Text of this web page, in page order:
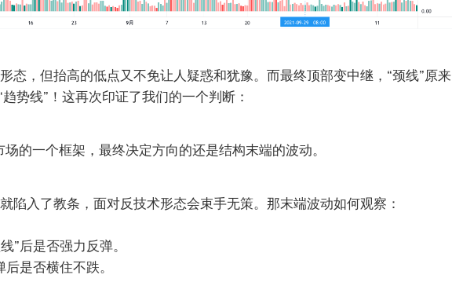
态，但抬高的低点又不免让人疑惑和犹豫。而最终顶部变中继，“颈线”原来
势线”！这再次印证了我们的一个判断：
的一个框架，最终决定方向的还是结构末端的波动。
陷入了教条，面对反技术形态会束手无策。那末端波动如何观察：
”后是否强力反弹。
是否横住不跌。